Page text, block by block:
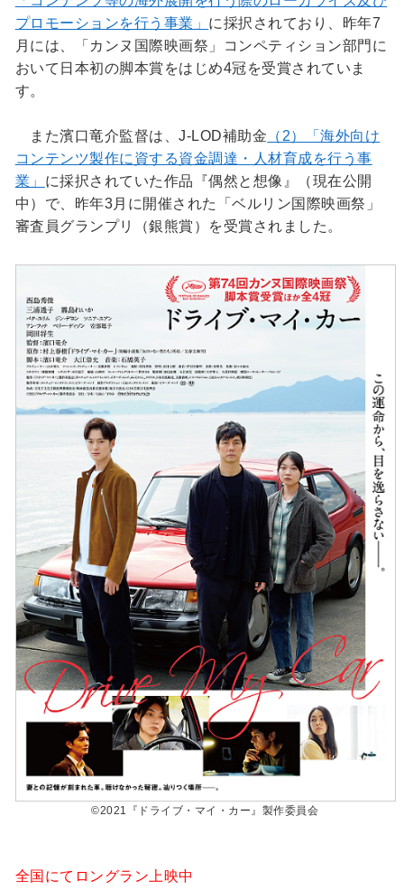
プロモーションを⾏う事業」 に採択されており、昨年7
月には、「カンヌ国際映画祭」コンペティション部門に
おいて日本初の脚本賞をはじめ4冠を受賞されていま
す。
また濱口竜介監督は、J-LOD補助金 （2）「海外向け
コンテンツ製作に資する資⾦調達・⼈材育成を⾏う事
業」 に採択されていた作品『偶然と想像』（現在公開
中）で、昨年3月に開催された「ベルリン国際映画祭」
審査員グランプリ（銀熊賞）を受賞されました。
©️2021『ドライブ・マイ・カー』製作委員会
全国にてロングラン上映中